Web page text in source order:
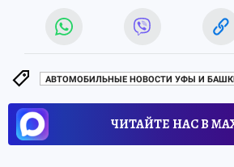
АВТОМОБИЛЬНЫЕ НОВОСТИ УФЫ И
ЧИТАЙТЕ НАС В